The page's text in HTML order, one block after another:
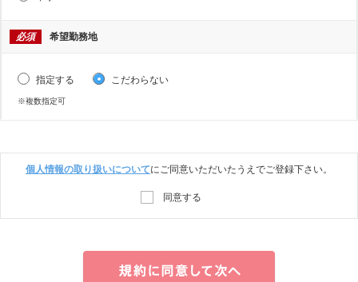
必須 希望勤務地
指定する こだわらない
※複数指定可
個人情報の取り扱いについてにご同意いただいたうえでご登録下さい。
同意する